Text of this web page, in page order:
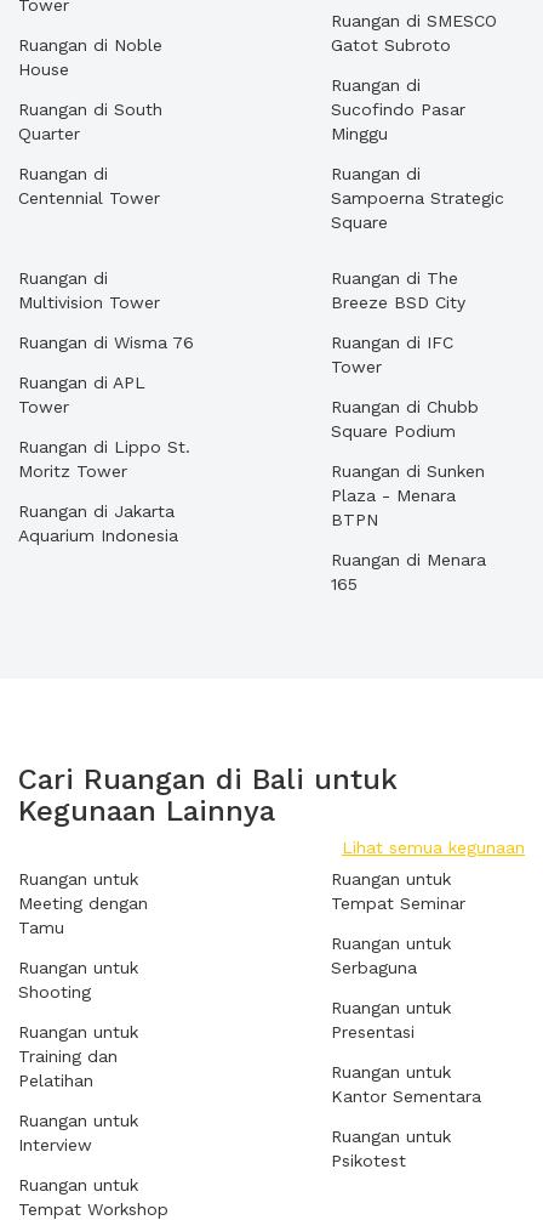
Tower
Ruangan di Noble
House
Ruangan di South
Quarter
Ruangan di
Centennial Tower
Ruangan di SMESCO
Gatot Subroto
Ruangan di
Sucofindo Pasar
Minggu
Ruangan di
Sampoerna Strategic
Square
Ruangan di
Multivision Tower
Ruangan di Wisma 76
Ruangan di APL
Tower
Ruangan di Lippo St.
Moritz Tower
Ruangan di Jakarta
Aquarium Indonesia
Ruangan di The
Breeze BSD City
Ruangan di IFC
Tower
Ruangan di Chubb
Square Podium
Ruangan di Sunken
Plaza - Menara
BTPN
Ruangan di Menara
165
Cari Ruangan di Bali untuk
Kegunaan Lainnya
Lihat semua kegunaan
Ruangan untuk
Meeting dengan
Tamu
Ruangan untuk
Shooting
Ruangan untuk
Training dan
Pelatihan
Ruangan untuk
Interview
Ruangan untuk
Tempat Workshop
Ruangan untuk
Tempat Seminar
Ruangan untuk
Serbaguna
Ruangan untuk
Presentasi
Ruangan untuk
Kantor Sementara
Ruangan untuk
Psikotest